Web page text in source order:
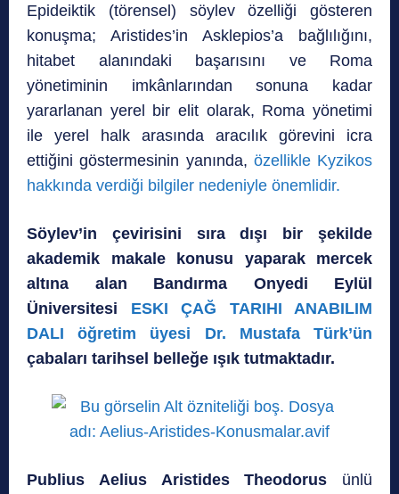
Epideiktik (törensel) söylev özelliği gösteren
konuşma; Aristides’in Asklepios’a bağlılığını,
hitabet alanındaki başarısını ve Roma
yönetiminin imkânlarından sonuna kadar
yararlanan yerel bir elit olarak, Roma yönetimi
ile yerel halk arasında aracılık görevini icra
ettiğini göstermesinin yanında, özellikle Kyzikos
hakkında verdiği bilgiler nedeniyle önemlidir.
Söylev’in çevirisini sıra dışı bir şekilde
akademik makale konusu yaparak mercek
altına alan Bandırma Onyedi Eylül
Üniversitesi ESKI ÇAĞ TARIHI ANABILIM
DALI öğretim üyesi Dr. Mustafa Türk’ün
çabaları tarihsel belleğe ışık tutmaktadır.
Publius Aelius Aristides Theodorus ünlü